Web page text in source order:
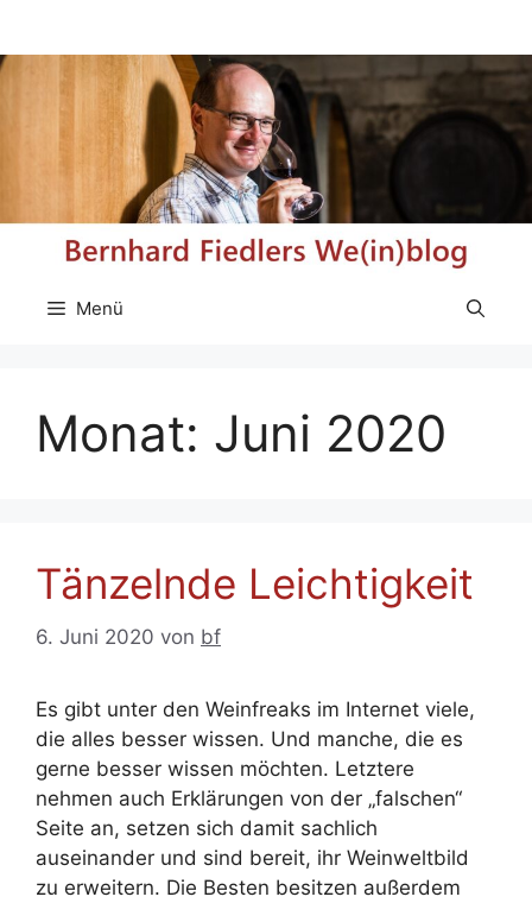
springen
Menü
Monat: Juni 2020
Tänzelnde Leichtigkeit
6. Juni 2020 von bf
Es gibt unter den Weinfreaks im Internet viele,
die alles besser wissen. Und manche, die es
gerne besser wissen möchten. Letztere
nehmen auch Erklärungen von der „falschen“
Seite an, setzen sich damit sachlich
auseinander und sind bereit, ihr Weinweltbild
zu erweitern. Die Besten besitzen außerdem